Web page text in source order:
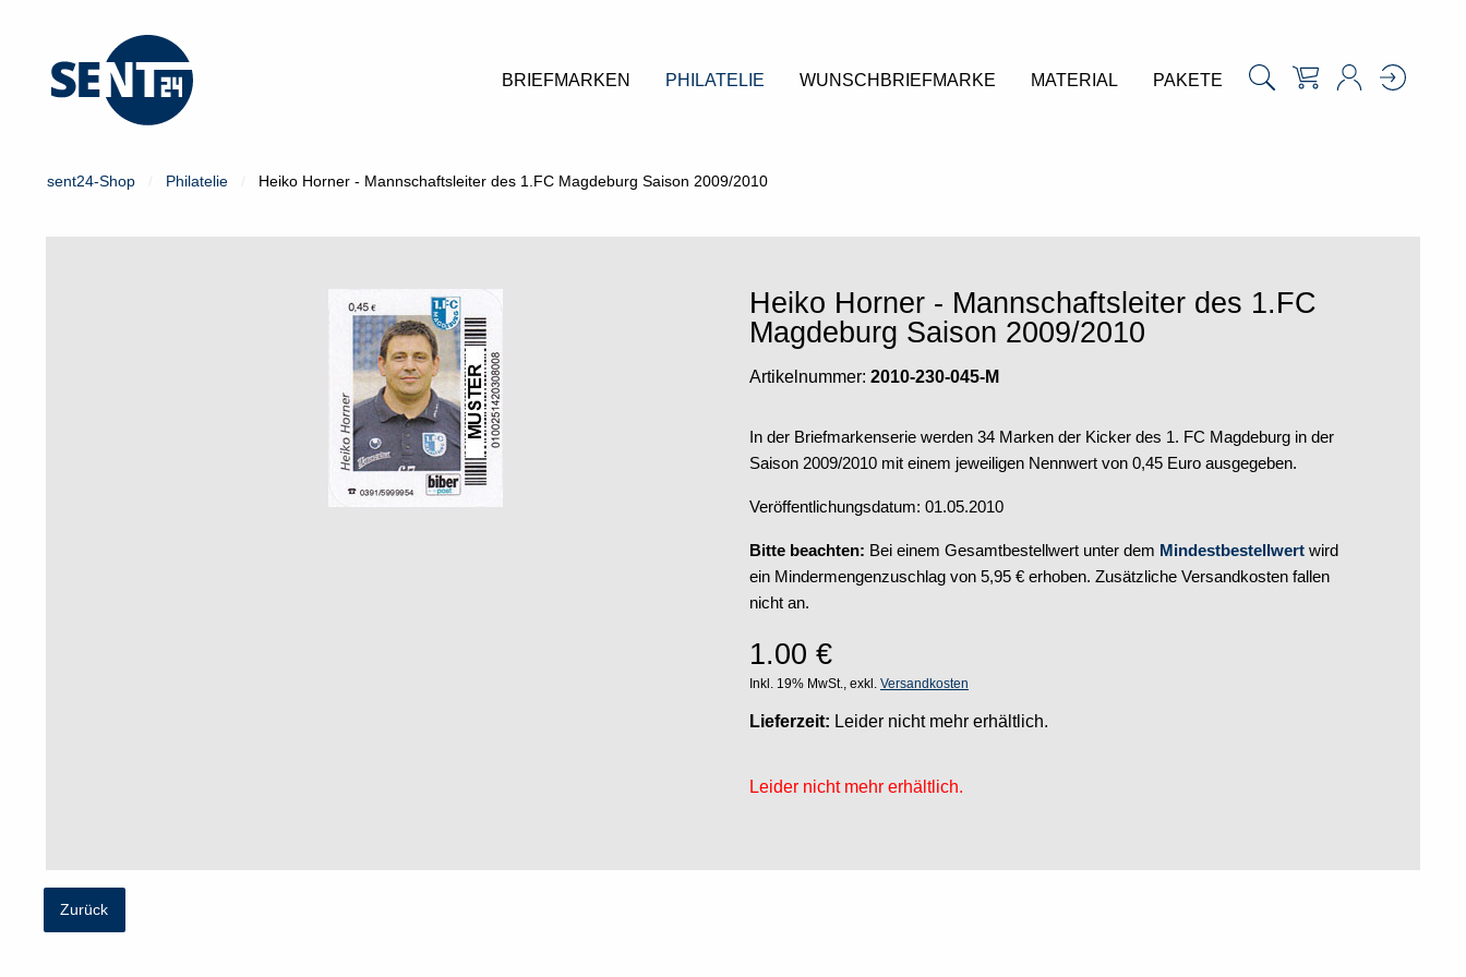
BRIEFMARKEN PHILATELIE WUNSCHBRIEFMARKE MATERIAL PAKETE
sent24-Shop Philatelie Heiko Horner - Mannschaftsleiter des 1.FC Magdeburg Saison 2009/2010
Heiko Horner - Mannschaftsleiter des 1.FC
Magdeburg Saison 2009/2010
Artikelnummer: 2010-230-045-M
In der Briefmarkenserie werden 34 Marken der Kicker des 1. FC Magdeburg in der
Saison 2009/2010 mit einem jeweiligen Nennwert von 0,45 Euro ausgegeben.
Veröffentlichungsdatum: 01.05.2010
Bitte beachten: Bei einem Gesamtbestellwert unter dem Mindestbestellwert wird
ein Mindermengenzuschlag von 5,95 € erhoben. Zusätzliche Versandkosten fallen
nicht an.
1.00 €
Inkl. 19% MwSt., exkl. Versandkosten
Lieferzeit: Leider nicht mehr erhältlich.
Leider nicht mehr erhältlich.
Zurück